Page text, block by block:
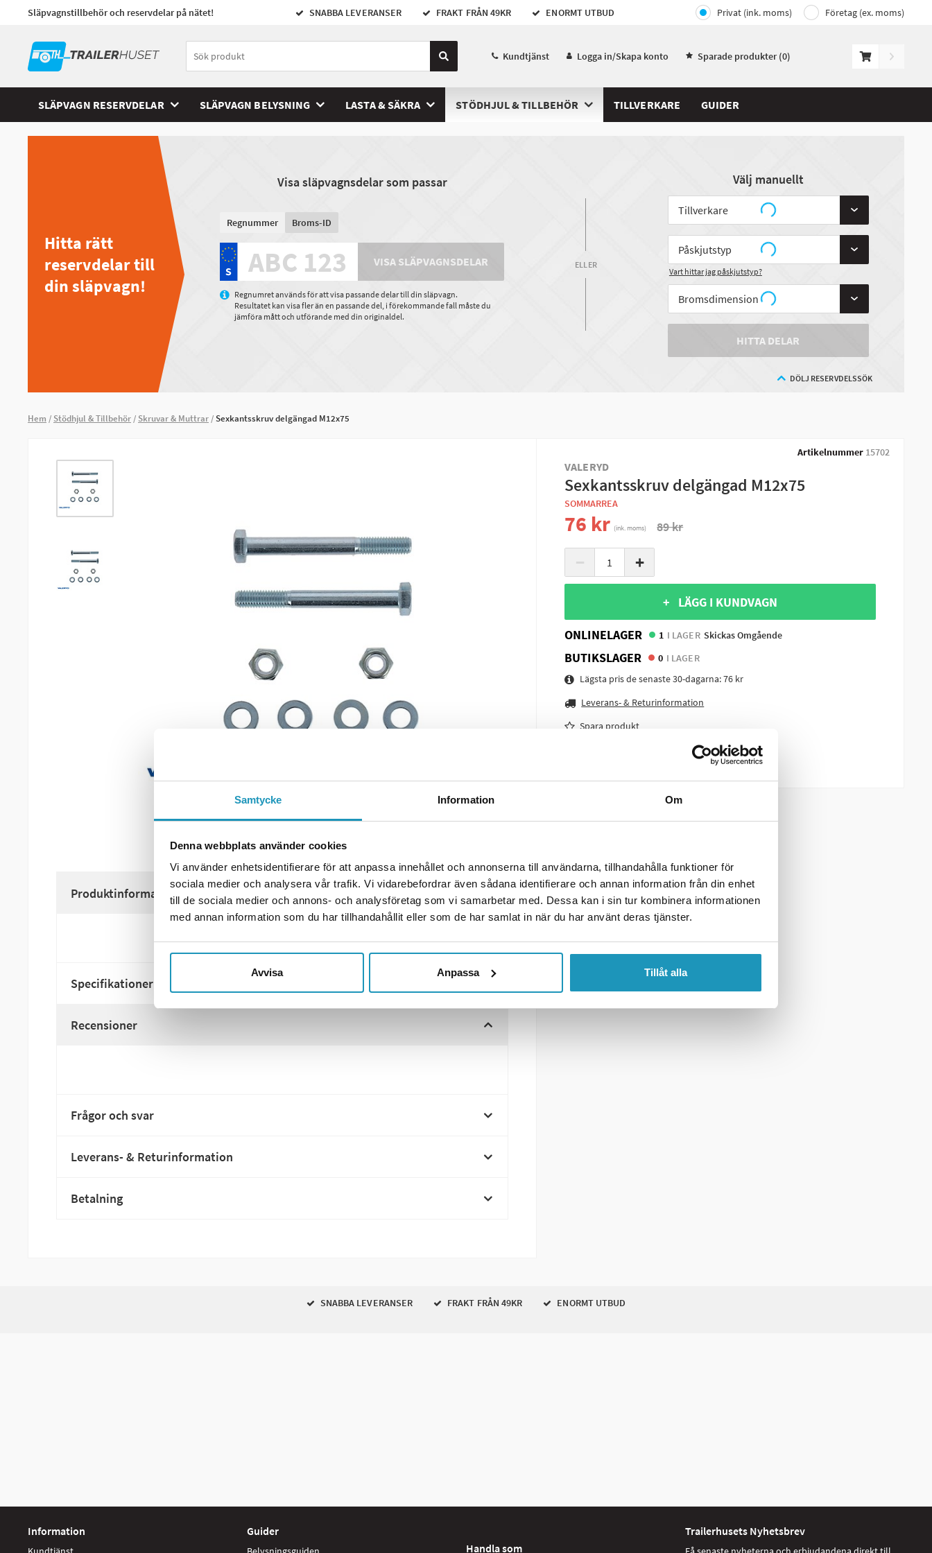
Samtycke Information Om
Denna webbplats använder cookies
Vi använder enhetsidentifierare för att anpassa innehållet och annonserna till användarna, tillhandahålla funktioner för
sociala medier och analysera vår trafik. Vi vidarebefordrar även sådana identifierare och annan information från din enhet
till de sociala medier och annons- och analysföretag som vi samarbetar med. Dessa kan i sin tur kombinera informationen
med annan information som du har tillhandahållit eller som de har samlat in när du har använt deras tjänster.
Avvisa Anpassa Tillåt alla
Släpvagnstillbehör och reservdelar på nätet! SNABBA LEVERANSER FRAKT FRÅN 49KR ENORMT UTBUD Privat (ink. moms) Företag (ex. moms)
Kundtjänst Logga in/Skapa konto Sparade produkter (0)
SLÄPVAGN RESERVDELAR SLÄPVAGN BELYSNING LASTA & SÄKRA STÖDHJUL & TILLBEHÖR TILLVERKARE GUIDER
Hitta rätt
reservdelar till
din släpvagn!
Visa släpvagnsdelar som passar
Regnummer Broms-ID
VISA SLÄPVAGNSDELAR
Regnumret används för att visa passande delar till din släpvagn.
Resultatet kan visa fler än en passande del, i förekommande fall måste du
jämföra mått och utförande med din originaldel.
ELLER
Välj manuellt
Vart hittar jag påskjutstyp?
HITTA DELAR
DÖLJ RESERVDELSSÖK
Hem Stödhjul & Tillbehör Skruvar & Muttrar Sexkantsskruv delgängad M12x75
Artikelnummer 15702
VALERYD
Sexkantsskruv delgängad M12x75
SOMMARREA
76 kr (ink. moms) 89 kr
− +
+ LÄGG I KUNDVAGN
ONLINELAGER 1 I LAGER Skickas Omgående
BUTIKSLAGER 0 I LAGER
Lägsta pris de senaste 30-dagarna:76 kr
Leverans- & Returinformation
Spara produkt
Produktinformation
Specifikationer
Recensioner
Frågor och svar
Leverans- & Returinformation
Betalning
SNABBA LEVERANSER FRAKT FRÅN 49KR ENORMT UTBUD
Information Guider
Handla som
Trailerhusets Nyhetsbrev